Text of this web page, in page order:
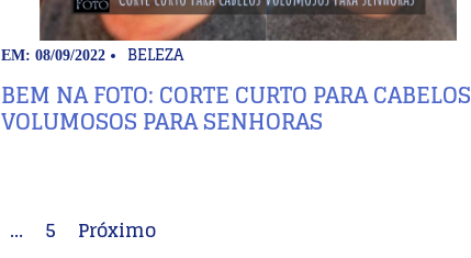
EM: 08/09/2022 BELEZA
BEM NA FOTO: CORTE CURTO PARA CABELOS
VOLUMOSOS PARA SENHORAS
… 5 Próximo